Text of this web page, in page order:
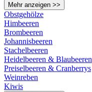
Mehr anzeigen >>
Obstgehölze
Himbeeren
Brombeeren
Johannisbeeren
Stachelbeeren
Heidelbeeren & Blaubeeren
Preiselbeeren & Cranberrys
Weinreben
Kiwis